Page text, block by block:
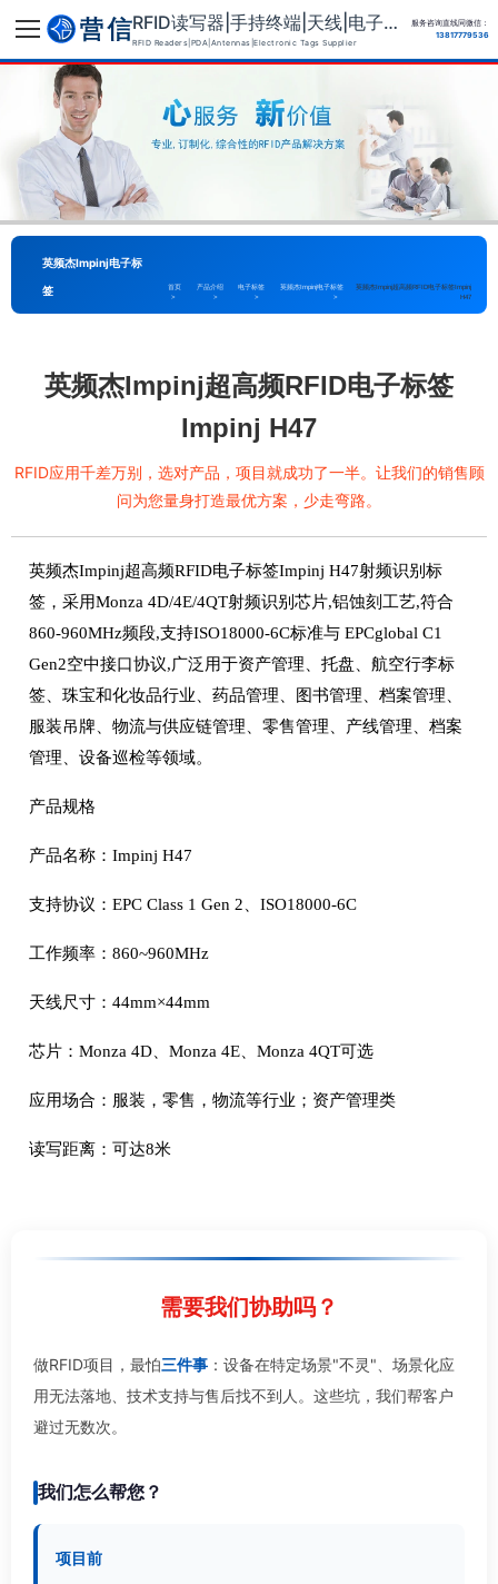
RFID读写器|手持终端|天线|电子标签供应商
RFID Readers|PDA|Antennas|Electronic Tags Supplier
服务咨询直线同微信：
13817779536
英频杰Impinj电子标
签
首页
>
产品介绍
>
电子标签
>
英频杰Impinj电子标签
>
英频杰Impinj超高频RFID电子标签Impinj
H47
英频杰Impinj超高频RFID电子标签
Impinj H47
RFID应用千差万别，选对产品，项目就成功了一半。让我们的销售顾
问为您量身打造最优方案，少走弯路。
英频杰Impinj超高频RFID电子标签Impinj H47射频识别标
签，采用Monza 4D/4E/4QT射频识别芯片,铝蚀刻工艺,符合
860-960MHz频段,支持ISO18000-6C标准与 EPCglobal C1
Gen2空中接口协议,广泛用于资产管理、托盘、航空行李标
签、珠宝和化妆品行业、药品管理、图书管理、档案管理、
服装吊牌、物流与供应链管理、零售管理、产线管理、档案
管理、设备巡检等领域。
产品规格
产品名称：Impinj H47
支持协议：EPC Class 1 Gen 2、ISO18000-6C
工作频率：860~960MHz
天线尺寸：44mm×44mm
芯片：Monza 4D、Monza 4E、Monza 4QT可选
应用场合：服装，零售，物流等行业；资产管理类
读写距离：可达8米
需要我们协助吗？
做RFID项目，最怕三件事 ：设备在特定场景"不灵"、场景化应
用无法落地、技术支持与售后找不到人。这些坑，我们帮客户
避过无数次。
我们怎么帮您？
项目前